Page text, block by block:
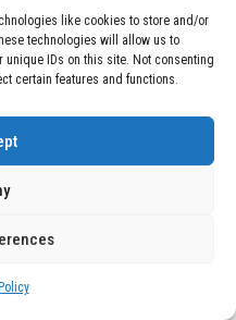
like cookies to store and/or
technologies will allow us to
IDs on this site. Not consenting
certain features and functions.
en Residencia
Deja al